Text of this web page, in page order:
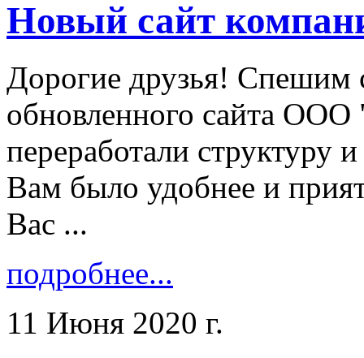
Новый сайт
Дорогие друзья! Спешим
обновленного сайта
переработали структуру
Вам было удобнее и
Вас ...
подробнее...
11 Июня 2020 г.